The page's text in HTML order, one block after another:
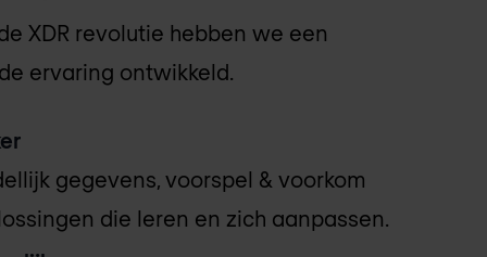
XDR revolutie hebben we een
ervaring ontwikkeld.
gegevens, voorspel & voorkom
die leren en zich aanpassen.